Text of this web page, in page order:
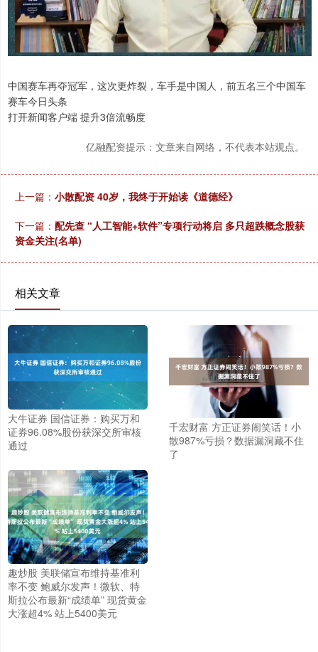
中国赛车再夺冠军，这次更炸裂，车手是中国人，前五名三个中国车
赛车今日头条
打开新闻客户端 提升3倍流畅度
亿融配资提示：文章来自网络，不代表本站观点。
上一篇： 小散配资 40岁，我终于开始读《道德经》
下一篇： 配先查 “人工智能+软件”专项行动将启 多只超跌概念股获
资金关注(名单)
相关文章
大牛证券 国信证券：购买万和
证券96.08%股份获深交所审核
通过
千宏财富 方正证券闹笑话！小
散987%亏损？数据漏洞藏不住
了
趣炒股 美联储宣布维持基准利
率不变 鲍威尔发声！微软、特
斯拉公布最新“成绩单” 现货黄金
大涨超4% 站上5400美元